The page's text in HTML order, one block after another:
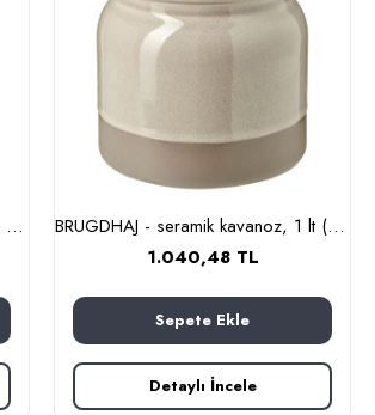
BLOMNING - gıda saklama kutusu, 11x7x20 cm (siyah)
BRUGDHAJ - seramik kavanoz, 1 lt (bej)
1.040,48 TL
Sepete Ekle
Detaylı İncele